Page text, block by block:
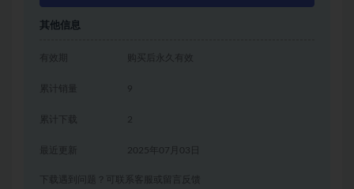
其他信息
有效期 购买后永久有效
累计销量 9
累计下载 2
2025年07月03日
下载遇到问题？可联系客服或留言反馈